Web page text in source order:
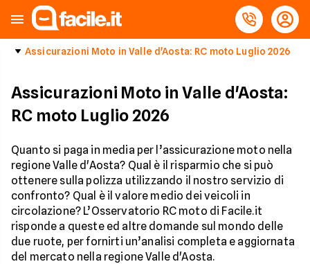
Assicurazioni Moto in Valle d'Aosta: RC moto Luglio 2026
Assicurazioni Moto in Valle d'Aosta:
RC moto Luglio 2026
Quanto si paga in media per l’assicurazione moto nella
regione Valle d'Aosta? Qual è il risparmio che si può
ottenere sulla polizza utilizzando il nostro servizio di
confronto? Qual è il valore medio dei veicoli in
circolazione? L’Osservatorio RC moto di Facile.it
risponde a queste ed altre domande sul mondo delle
due ruote, per fornirti un’analisi completa e aggiornata
del mercato nella regione Valle d'Aosta.